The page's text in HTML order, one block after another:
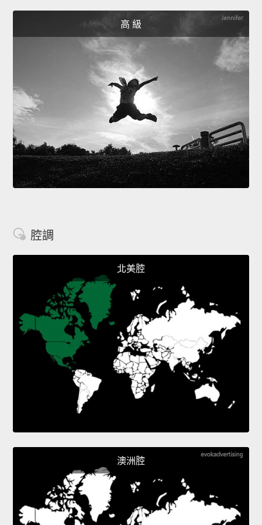
高 級
腔調
北美腔
澳洲腔